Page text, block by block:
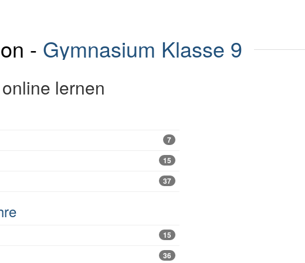
- Gymnasium Klasse 9
lernen
7
15
37
15
36